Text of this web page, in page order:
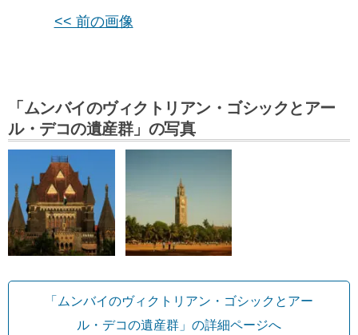
<< 前の画像
「ムンバイのヴィクトリアン・ゴシックとアー
ル・デコの遺産群」の写真
「ムンバイのヴィクトリアン・ゴシックとアー
ル・デコの遺産群」の詳細ページへ